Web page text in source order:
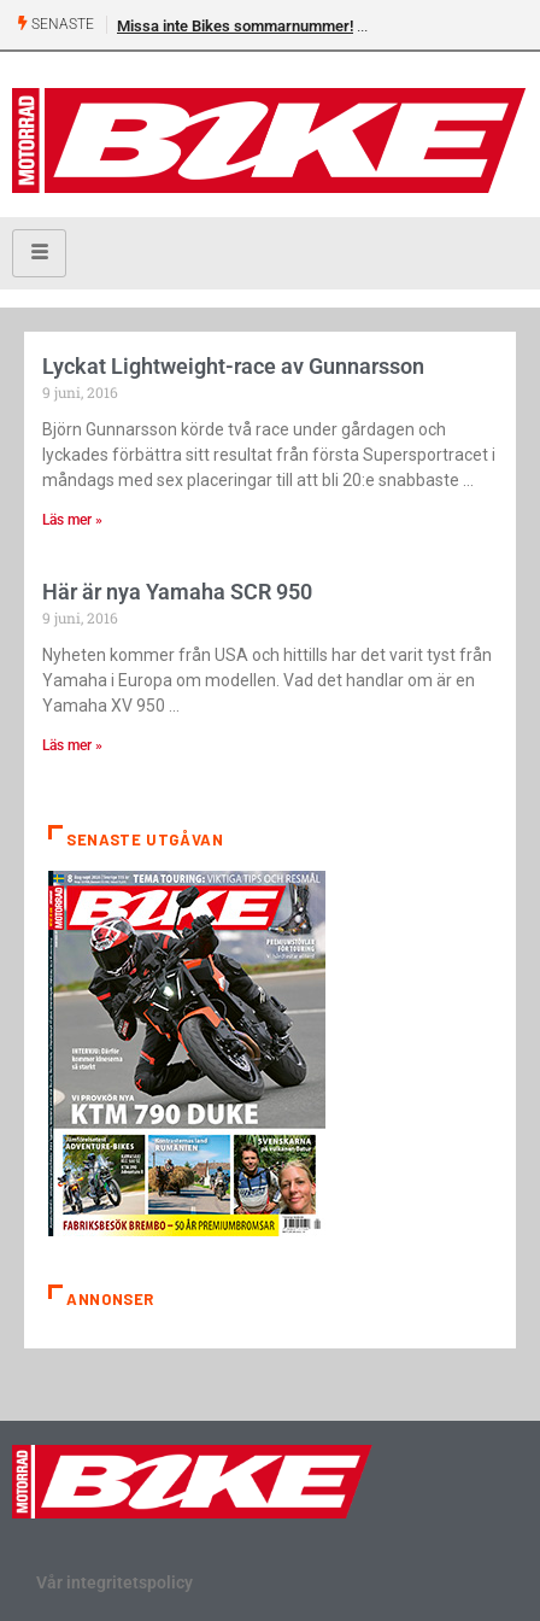
SENASTE Missa inte Bikes sommarnummer!
Lyckat Lightweight-race av Gunnarsson
9 juni, 2016
Björn Gunnarsson körde två race under gårdagen och
lyckades förbättra sitt resultat från första Supersportracet i
måndags med sex placeringar till att bli 20:e snabbaste
Läs mer »
Här är nya Yamaha SCR 950
9 juni, 2016
Nyheten kommer från USA och hittills har det varit tyst från
Yamaha i Europa om modellen. Vad det handlar om är en
Yamaha XV 950
Läs mer »
SENASTE UTGÅVAN
ANNONSER
Vår integritetspolicy